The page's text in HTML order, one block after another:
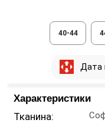
40-44
Дата
Характеристики
Тканина: